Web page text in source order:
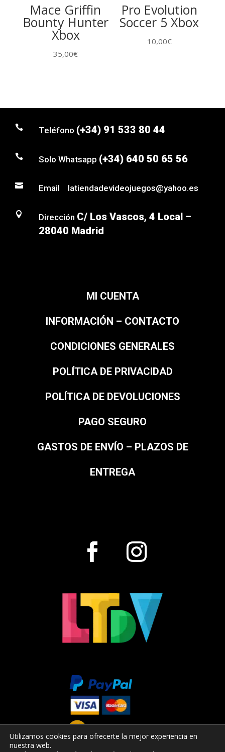
Mace Griffin
Bounty Hunter
Xbox
35,00€
Pro Evolution
Soccer 5 Xbox
10,00€
 Teléfono (+34) 91 533 80 44
 Solo Whatsapp (+34) 640 50 65 56
 Email latiendadevideojuegos@yahoo.es
 Dirección C/ Los Vascos, 4 Local –
28040 Madrid
MI CUENTA
INFORMACIÓN – CONTACTO
CONDICIONES GENERALES
POLÍTICA DE PRIVACIDAD
POLÍTICA DE DEVOLUCIONES
PAGO SEGURO
GASTOS DE ENVÍO – PLAZOS DE
ENTREGA
Utilizamos cookies para ofrecerte la mejor experiencia en
nuestra web.